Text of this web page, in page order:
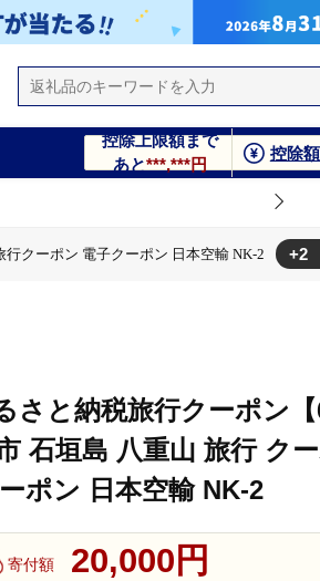
控除上限額まで
あと***,***円
控除
クーポン 電子クーポン 日本空輸 NK-2 +2
さと納税旅行クーポン【
石垣島 八重山 旅行 ク
ポン 日本空輸 NK-2
寄付額 20,000円